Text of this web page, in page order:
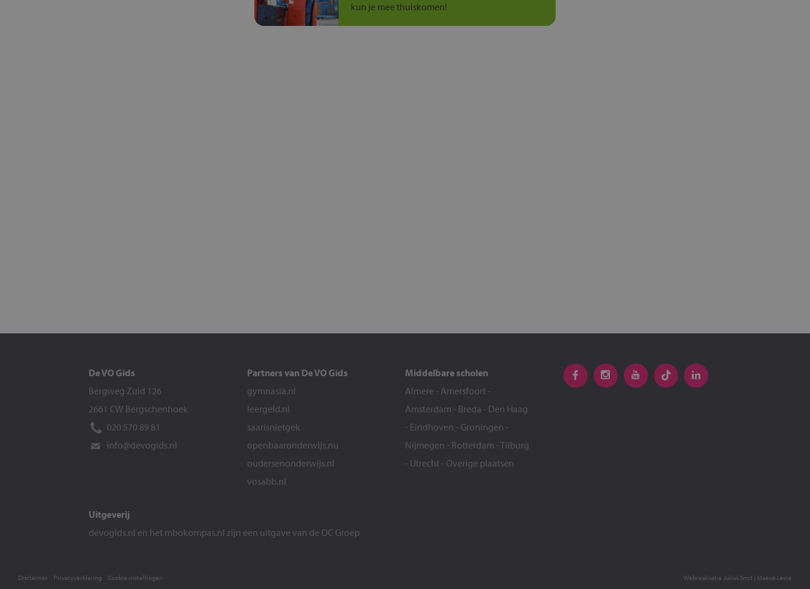
kun je mee thuiskomen!
De VO Gids
Bergweg Zuid 126
2661 CW Bergschenhoek
020 570 89 81
info@devogids.nl
Partners van De VO Gids
gymnasia.nl
leergeld.nl
saarisnietgek
openbaaronderwijs.nu
oudersenonderwijs.nl
vosabb.nl
Middelbare scholen
Almere - Amersfoort -
Amsterdam - Breda - Den Haag
- Eindhoven - Groningen -
Nijmegen - Rotterdam -Tilburg
- Utrecht - Overige plaatsen
Uitgeverij
devogids.nl en het mbokompas.nl zijn een uitgave van de OC Groep
Webrealisatie Julius Smit | Maeve Levie
Disclaimer Privacyverklaring Cookie-instellingen